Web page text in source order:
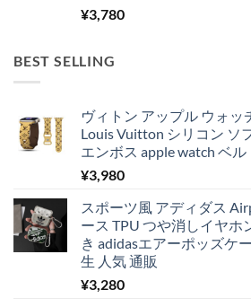
¥3,780
BEST SELLING
ヴィトン アップル ウォッ
Louis Vuitton シリコン ソ
エンボス apple watch ベル
¥3,980
スポーツ風 アディダス
ース TPU つや消しイヤホ
き adidasエアーポッズケ
生 人気 通販
¥3,280